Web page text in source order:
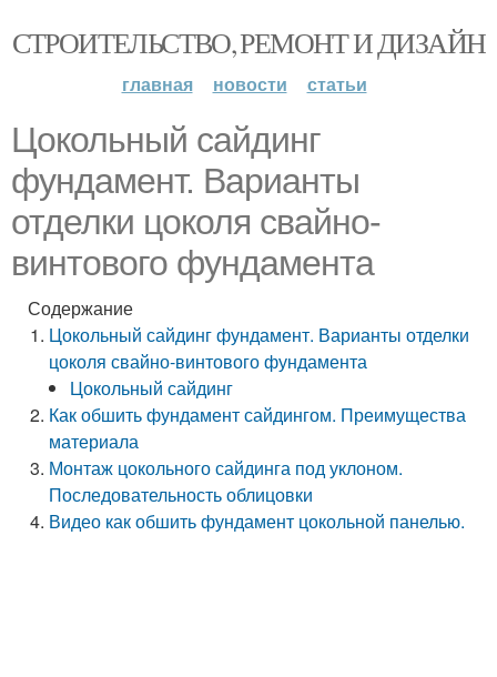
СТРОИТЕЛЬСТВО, РЕМОНТ И ДИЗАЙН
главная новости статьи
Цокольный сайдинг
фундамент. Варианты
отделки цоколя свайно-
винтового фундамента
Содержание
Цокольный сайдинг фундамент. Варианты отделки
цоколя свайно-винтового фундамента
Цокольный сайдинг
Как обшить фундамент сайдингом. Преимущества
материала
Монтаж цокольного сайдинга под уклоном.
Последовательность облицовки
Видео как обшить фундамент цокольной панелью.